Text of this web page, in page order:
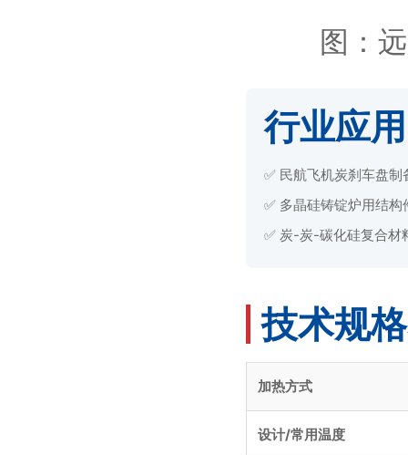
图：
行业应
✅ 民航飞机炭刹车盘制
✅ 多晶硅铸锭炉用结构
✅ 炭-炭-碳化硅复合材
技术规
加热方式
设计/常用温度